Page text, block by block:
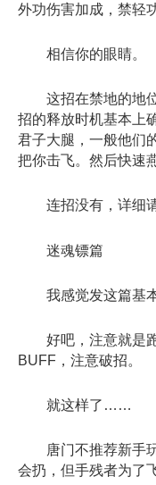
外功伤害加成，禁轻
相信你的眼睛。
这招在禁地的地位
招的释放时机基本上
君子大腿，一般他们
把你击飞。然后快速
连招没有，详细请
迷魂镖篇
我感觉发这篇基
好吧，注意就是跑
BUFF，注意破招。
就这样了……
唐门不推荐新手玩
会扔，但手残者为了